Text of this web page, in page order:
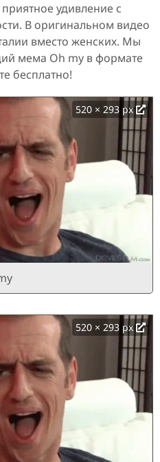
удивление с
В оригинальном видео
вместо женских. Мы
мема Oh my в формате
бесплатно!
520 × 293 px
520 × 293 px